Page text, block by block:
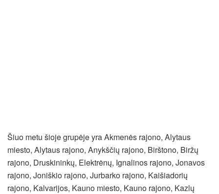
Šiuo metu šioje grupėje yra Akmenės rajono, Alytaus
miesto, Alytaus rajono, Anykščių rajono, Birštono, Biržų
rajono, Druskininkų, Elektrėnų, Ignalinos rajono, Jonavos
rajono, Joniškio rajono, Jurbarko rajono, Kaišiadorių
rajono, Kalvarijos, Kauno miesto, Kauno rajono, Kazlų